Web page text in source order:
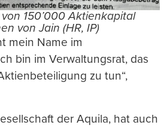
von 150’000 Aktienkapital
von Jain (HR, IP)
mein Name im
bin im Verwaltungsrat, das
zu tun“,
der Aquila, hat auch